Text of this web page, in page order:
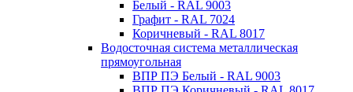
Белый - RAL 9003
Графит - RAL 7024
Коричневый - RAL 8017
Водосточная система металлическая
прямоугольная
ВПР ПЭ Белый - RAL 9003